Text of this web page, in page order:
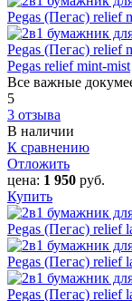
Pegas relief mint-mist
Все важные
5
3 отзыва
В наличии
К сравнению
Отложить
цена: 1 950 руб.
Купить